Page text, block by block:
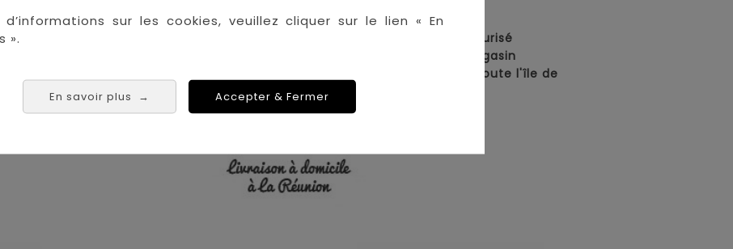
d’informations sur les cookies, veuillez cliquer sur le lien « En
».
En savoir plus → Accepter & Fermer
La Réunion : Achat en ligne :
Saint Denis
• Tampon
• Paiement sécurisé
• Retrait en magasin
• Livraison sur toute l'île de